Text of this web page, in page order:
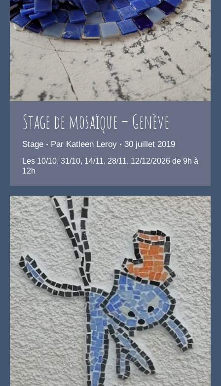
Stage de mosaïque – Genève
Stage Par Katleen Leroy 30 juillet 2019
Les 10/10, 31/10, 14/11, 28/11, 12/12/2026 de 9h à
12h